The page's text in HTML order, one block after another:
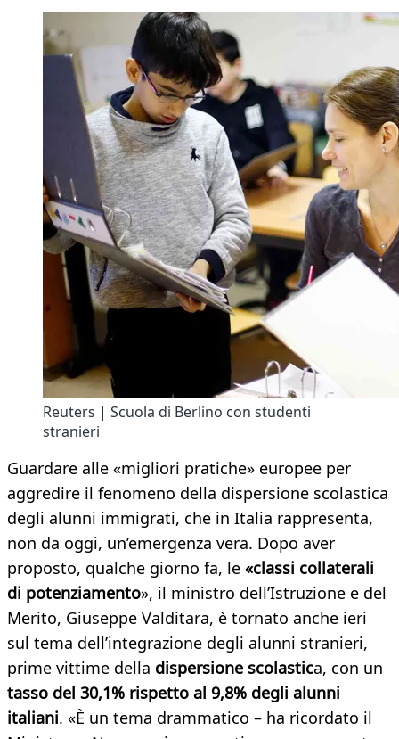
Reuters | Scuola di Berlino con studenti
stranieri
Guardare alle «migliori pratiche» europee per
aggredire il fenomeno della dispersione scolastica
degli alunni immigrati, che in Italia rappresenta,
non da oggi, un’emergenza vera. Dopo aver
proposto, qualche giorno fa, le «classi collaterali
di potenziamento», il ministro dell’Istruzione e del
Merito, Giuseppe Valditara, è tornato anche ieri
sul tema dell’integrazione degli alunni stranieri,
prime vittime della dispersione scolastica, con un
tasso del 30,1% rispetto al 9,8% degli alunni
italiani. «È un tema drammatico – ha ricordato il